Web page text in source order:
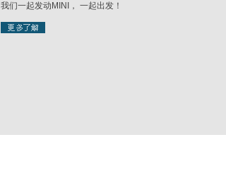
我们一起发动MINI， 一起出发！